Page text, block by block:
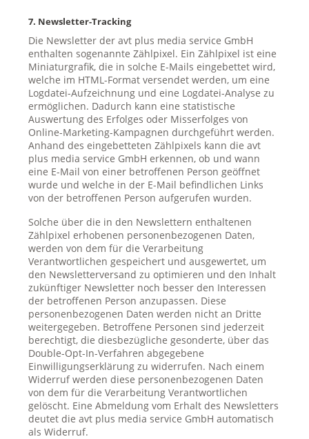
7. Newsletter-Tracking
Die Newsletter der avt plus media service GmbH
enthalten sogenannte Zählpixel. Ein Zählpixel ist eine
Miniaturgrafik, die in solche E-Mails eingebettet wird,
welche im HTML-Format versendet werden, um eine
Logdatei-Aufzeichnung und eine Logdatei-Analyse zu
ermöglichen. Dadurch kann eine statistische
Auswertung des Erfolges oder Misserfolges von
Online-Marketing-Kampagnen durchgeführt werden.
Anhand des eingebetteten Zählpixels kann die avt
plus media service GmbH erkennen, ob und wann
eine E-Mail von einer betroffenen Person geöffnet
wurde und welche in der E-Mail befindlichen Links
von der betroffenen Person aufgerufen wurden.
Solche über die in den Newslettern enthaltenen
Zählpixel erhobenen personenbezogenen Daten,
werden von dem für die Verarbeitung
Verantwortlichen gespeichert und ausgewertet, um
den Newsletterversand zu optimieren und den Inhalt
zukünftiger Newsletter noch besser den Interessen
der betroffenen Person anzupassen. Diese
personenbezogenen Daten werden nicht an Dritte
weitergegeben. Betroffene Personen sind jederzeit
berechtigt, die diesbezügliche gesonderte, über das
Double-Opt-In-Verfahren abgegebene
Einwilligungserklärung zu widerrufen. Nach einem
Widerruf werden diese personenbezogenen Daten
von dem für die Verarbeitung Verantwortlichen
gelöscht. Eine Abmeldung vom Erhalt des Newsletters
deutet die avt plus media service GmbH automatisch
als Widerruf.